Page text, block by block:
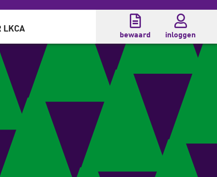
LKCA
bewaard inloggen